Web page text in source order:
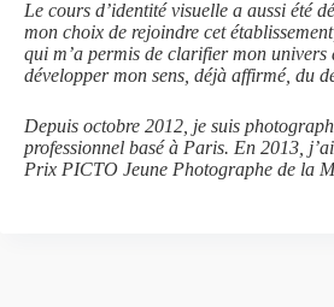
Le cours d’identité visuelle a aussi été
mon choix de rejoindre cet
qui m’a permis de clarifier mon univers
développer mon sens, déjà affirmé, du
Depuis octobre 2012, je suis
professionnel basé à Paris. En 2013,
Prix PICTO Jeune Photographe de la